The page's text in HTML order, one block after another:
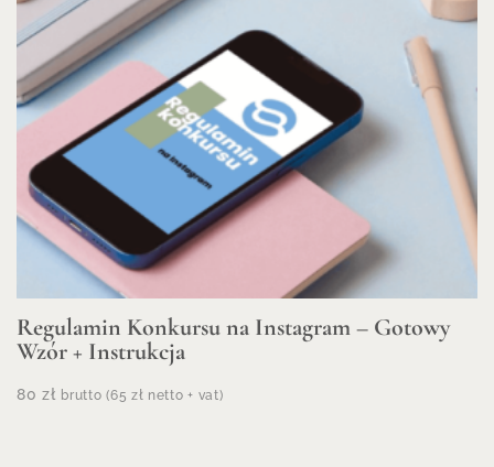
Regulamin Konkursu na Instagram – Gotowy
Wzór + Instrukcja
80zł brutto (65 zł netto + vat)